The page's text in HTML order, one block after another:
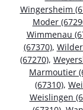
Wingersheim
Moder
Wimmenau
(67370),
(67270),
Marmoutier
(67310),
Weislingen